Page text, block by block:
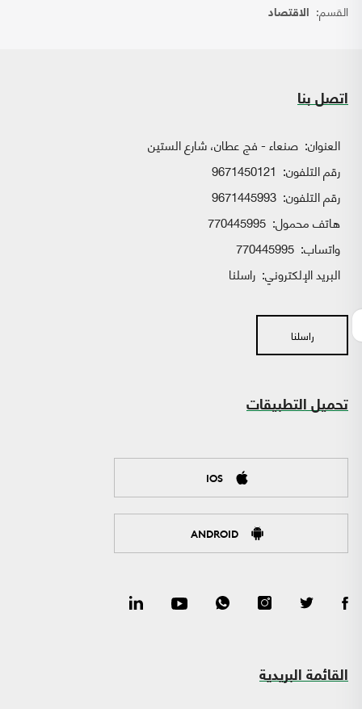
القسم: الاقتصاد
اتصل بنا
العنوان: صنعاء - فج عطان، شارع الستين
رقم التلفون: 9671450121
رقم التلفون: 9671445993
هاتف محمول: 770445995
واتساب:
البريد الإلكتروني: راسلنا
راسلنا
تحميل التطبيقات
IOS
ANDROID
القائمة البريدية